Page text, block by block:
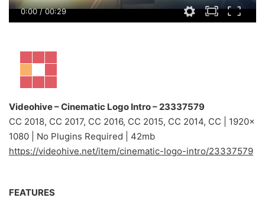
0:00/00:29
Videohive – Cinematic Logo Intro – 23337579
CC 2018, CC 2017, CC 2016, CC 2015, CC 2014, CC | 1920×
1080 | No Plugins Required | 42mb
https://videohive.net/item/cinematic-logo-intro/23337579
FEATURES